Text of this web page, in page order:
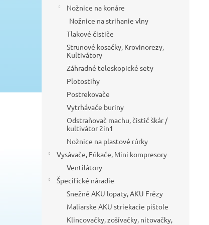
Nožnice na konáre
Nožnice na strihanie vlny
Tlakové čističe
Strunové kosačky, Krovinorezy,
Kultivátory
Záhradné teleskopické sety
Plotostihy
Postrekovače
Vytrhávače buriny
Odstraňovač machu, čistič škár /
kultivátor 2in1
Nožnice na plastové rúrky
Vysávače, Fúkače, Mini kompresory
Ventilátory
Špecifické náradie
Snežné AKU lopaty, AKU Frézy
Maliarske AKU striekacie pištole
Klincovačky, zošívačky, nitovačky,